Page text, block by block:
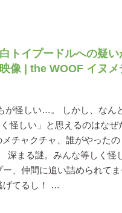
トイプードルへの疑い
像 | the WOOF イヌメ
が怪しい…。 しかし、なん
怪しい」と思えるのはな
チャクチャ、誰がやったの
深まる謎。みんな等しく怪
、仲間に追い詰められて
げてるし！ …